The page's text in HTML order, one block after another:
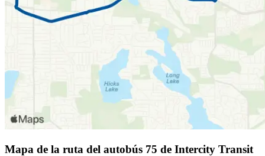
Mapa de la ruta del autobús 75 de Intercity Transit